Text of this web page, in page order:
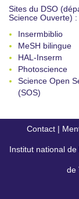
Sites du DSO
Science Ouverte) :
Insermbiblio
MeSH bilingue
HAL-Inserm
Photoscience
Science Open
(SOS)
Contact |
Institut national
de